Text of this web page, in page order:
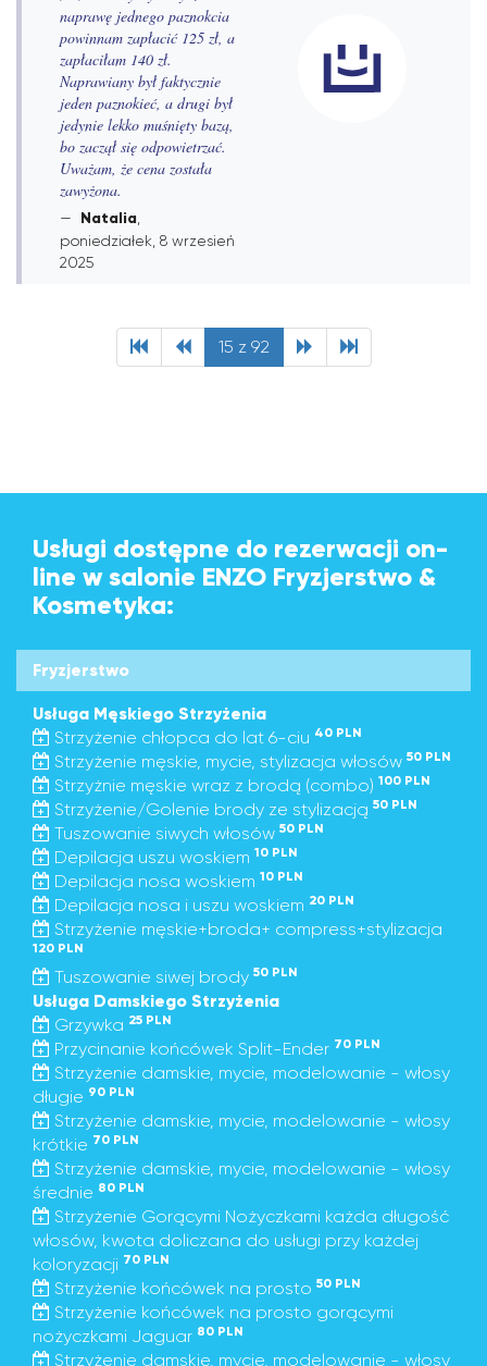
naprawę jednego paznokcia
powinnam zapłacić 125 zł, a
zapłaciłam 140 zł.
Naprawiany był faktycznie
jeden paznokieć, a drugi był
jedynie lekko muśnięty bazą,
bo zaczął się odpowietrzać.
Uważam, że cena została
zawyżona.
Natalia
poniedziałek, 8 wrzesień
2025
15 z 92
Usługi dostępne do rezerwacji on-
line w salonie ENZO Fryzjerstwo &
Kosmetyka:
Fryzjerstwo
Usługa Męskiego Strzyżenia
Strzyżenie chłopca do lat 6-ciu 40 PLN
Strzyżenie męskie, mycie, stylizacja włosów 50 PLN
Strzyżnie męskie wraz z brodą (combo) 100 PLN
Strzyżenie/Golenie brody ze stylizacją 50 PLN
Tuszowanie siwych włosów 50 PLN
Depilacja uszu woskiem 10 PLN
Depilacja nosa woskiem 10 PLN
Depilacja nosa i uszu woskiem 20 PLN
Strzyżenie męskie+broda+ compress+stylizacja
120 PLN
Tuszowanie siwej brody 50 PLN
Usługa Damskiego Strzyżenia
Grzywka 25 PLN
Przycinanie końcówek Split-Ender 70 PLN
Strzyżenie damskie, mycie, modelowanie - włosy
długie 90 PLN
Strzyżenie damskie, mycie, modelowanie - włosy
krótkie 70 PLN
Strzyżenie damskie, mycie, modelowanie - włosy
średnie 80 PLN
Strzyżenie Gorącymi Nożyczkami każda długość
włosów, kwota doliczana do usługi przy każdej
koloryzacji 70 PLN
Strzyżenie końcówek na prosto 50 PLN
Strzyżenie końcówek na prosto gorącymi
nożyczkami Jaguar 80 PLN
Strzyżenie damskie, mycie, modelowanie - włosy